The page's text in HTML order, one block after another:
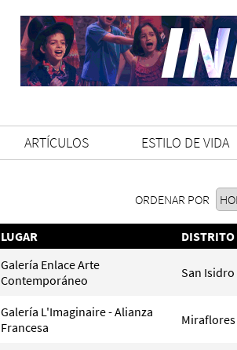
ARTÍCULOS ESTILO DE VIDA
ORDENAR POR
LUGAR DISTRITO
Galería Enlace Arte
Contemporáneo
San Isidro
Galería L'Imaginaire - Alianza
Francesa
Miraflores